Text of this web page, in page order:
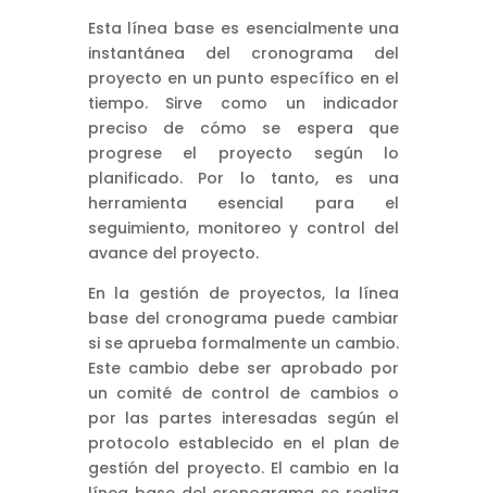
Esta línea base es esencialmente una
instantánea del cronograma del
proyecto en un punto específico en el
tiempo. Sirve como un indicador
preciso de cómo se espera que
progrese el proyecto según lo
planificado. Por lo tanto, es una
herramienta esencial para el
seguimiento, monitoreo y control del
avance del proyecto.
En la gestión de proyectos, la línea
base del cronograma puede cambiar
si se aprueba formalmente un cambio.
Este cambio debe ser aprobado por
un comité de control de cambios o
por las partes interesadas según el
protocolo establecido en el plan de
gestión del proyecto. El cambio en la